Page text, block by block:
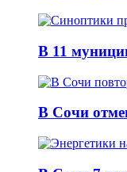
В 11
В Сочи